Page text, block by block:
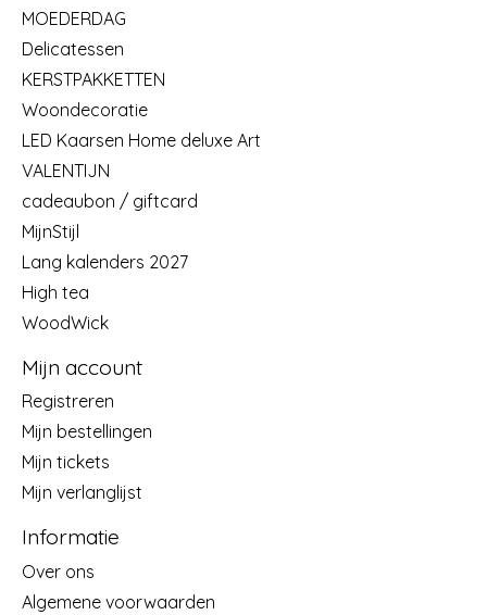
MOEDERDAG
Delicatessen
KERSTPAKKETTEN
Woondecoratie
LED Kaarsen Home deluxe Art
VALENTIJN
cadeaubon / giftcard
MijnStijl
Lang kalenders 2027
High tea
WoodWick
Mijn account
Registreren
Mijn bestellingen
Mijn tickets
Mijn verlanglijst
Informatie
Over ons
Algemene voorwaarden